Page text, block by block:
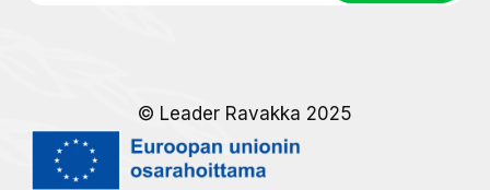
© Leader Ravakka 2025